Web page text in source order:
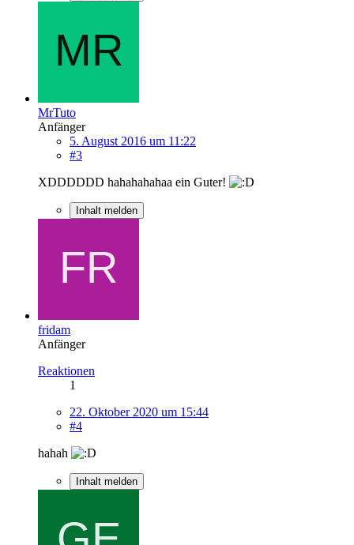
MrTuto
Anfänger
5. August 2016 um 11:22
#3
XDDDDDD hahahahahaa ein Guter!
Inhalt melden
fridam
Anfänger
Reaktionen
1
22. Oktober 2020 um 15:44
#4
hahah
Inhalt melden